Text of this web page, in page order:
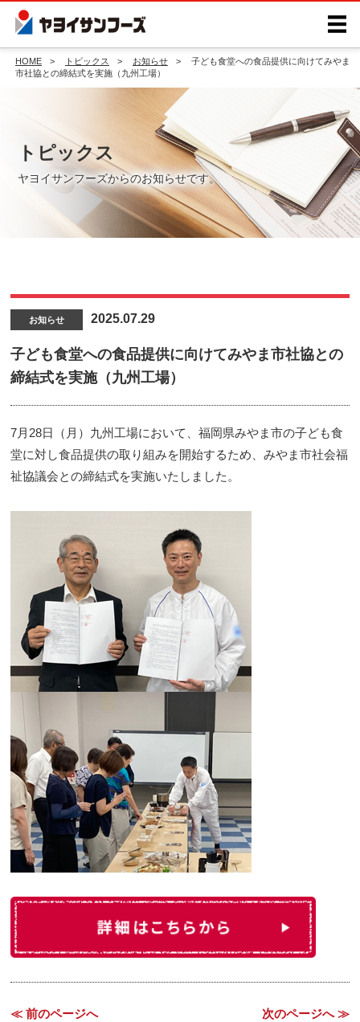
HOME トピックス お知らせ
子ども食堂への食品提供に向けてみやま
市社協との締結式を実施（九州工場）
トピックス
ヤヨイサンフーズからのお知らせです。
お知らせ 2025.07.29
子ども食堂への食品提供に向けてみやま市社協との
締結式を実施（九州工場）
7月28日（月）九州工場において、福岡県みやま市の子ども食
堂に対し食品提供の取り組みを開始するため、みやま市社会福
祉協議会との締結式を実施いたしました。
≪ 前のページへ 次のページへ ≫